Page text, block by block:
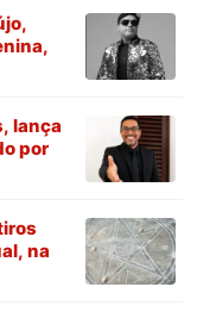
lança
por
na